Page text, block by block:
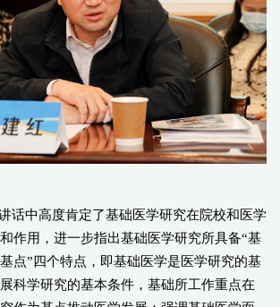
话中高度肯定了基础医学研究在院校和医学
和作用， 进一步指出基础医学研究所具备“基
基点”四个特点，即基础医学是医学研究的基
科学研究的基本条件， 基础所工作重点在